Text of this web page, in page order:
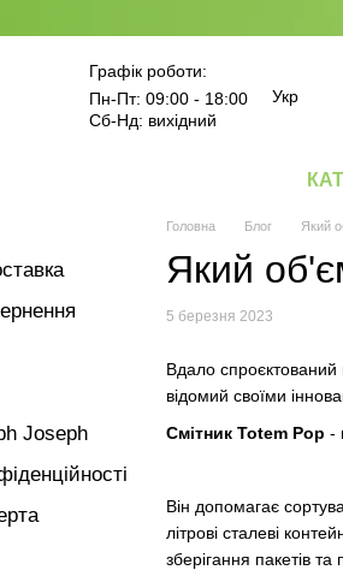
Графік роботи:
Пн-Пт: 09:00 - 18:00
Сб-Нд: вихідний
Укр
Головна Блог Який
Який
5 березня 2023
Вдало спроєктований
відомий своїми
Смітник Totem Pop -
Він допомагає
літрові сталеві
зберігання пакетів та
Joseph